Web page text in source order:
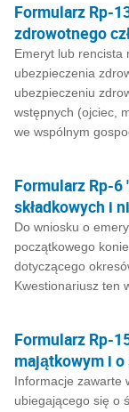
Formularz Rp-
zdrowotnego
Emeryt lub rencista
ubezpieczenia
ubezpieczeniu
wstępnych (ojciec,
we wspólnym
Formularz Rp-
składkowych i
Do wniosku o
początkowego
dotyczącego
Kwestionariusz ten
Formularz Rp-
majątkowym i
Informacje zawarte
ubiegającego się o